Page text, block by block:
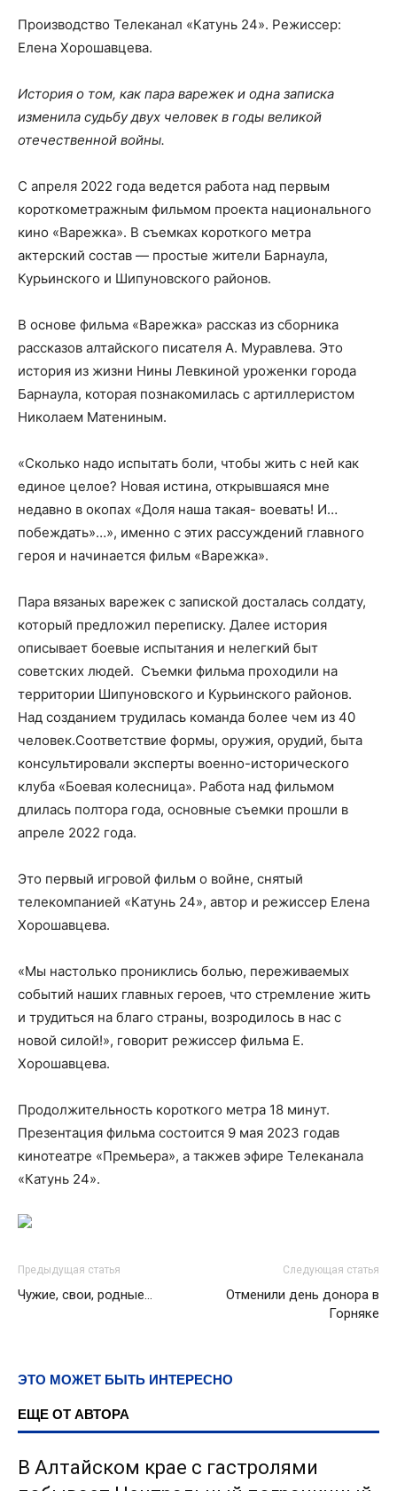
Производство Телеканал «Катунь 24». Режиссер:
Елена Хорошавцева.
История о том, как пара варежек и одна записка
изменила судьбу двух человек в годы великой
отечественной войны.
С апреля 2022 года ведется работа над первым
короткометражным фильмом проекта национального
кино «Варежка». В съемках короткого метра
актерский состав — простые жители Барнаула,
Курьинского и Шипуновского районов.
В основе фильма «Варежка» рассказ из сборника
рассказов алтайского писателя А. Муравлева. Это
история из жизни Нины Левкиной уроженки города
Барнаула, которая познакомилась с артиллеристом
Николаем Матениным.
«Сколько надо испытать боли, чтобы жить с ней как
единое целое? Новая истина, открывшаяся мне
недавно в окопах «Доля наша такая- воевать! И…
побеждать»…», именно с этих рассуждений главного
героя и начинается фильм «Варежка».
Пара вязаных варежек с запиской досталась солдату,
который предложил переписку. Далее история
описывает боевые испытания и нелегкий быт
советских людей. Съемки фильма проходили на
территории Шипуновского и Курьинского районов.
Над созданием трудилась команда более чем из 40
человек.Соответствие формы, оружия, орудий, быта
консультировали эксперты военно-исторического
клуба «Боевая колесница». Работа над фильмом
длилась полтора года, основные съемки прошли в
апреле 2022 года.
Это первый игровой фильм о войне, снятый
телекомпанией «Катунь 24», автор и режиссер Елена
Хорошавцева.
«Мы настолько прониклись болью, переживаемых
событий наших главных героев, что стремление жить
и трудиться на благо страны, возродилось в нас с
новой силой!», говорит режиссер фильма Е.
Хорошавцева.
Продолжительность короткого метра 18 минут.
Презентация фильма состоится 9 мая 2023 годав
кинотеатре «Премьера», а такжев эфире Телеканала
«Катунь 24».
Предыдущая статья
Чужие, свои, родные…
Следующая статья
Отменили день донора в
Горняке
ЭТО МОЖЕТ БЫТЬ ИНТЕРЕСНО
ЕЩЕ ОТ АВТОРА
В Алтайском крае с гастролями